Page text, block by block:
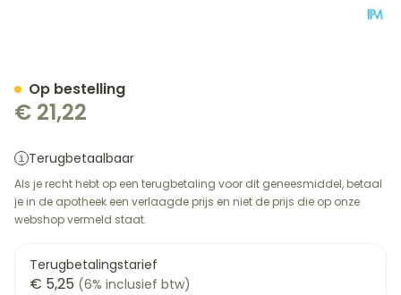
€ 21,22
Terugbetaalbaar
Als je recht hebt op een terugbetaling voor dit geneesmiddel, betaal
je in de apotheek een verlaagde prijs en niet de prijs die op onze
webshop vermeld staat.
Terugbetalingstarief
€ 5,25 (6% inclusief btw)
Op bestelling